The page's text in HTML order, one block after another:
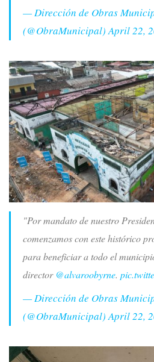
— Dirección de Obras
(@ObraMunicipal)April 22,
"Por mandato de nuestro
comenzamos con este histórico
para beneficiar a todo el
director @alvaroobyrne.
— Dirección de Obras
(@ObraMunicipal)April 22,